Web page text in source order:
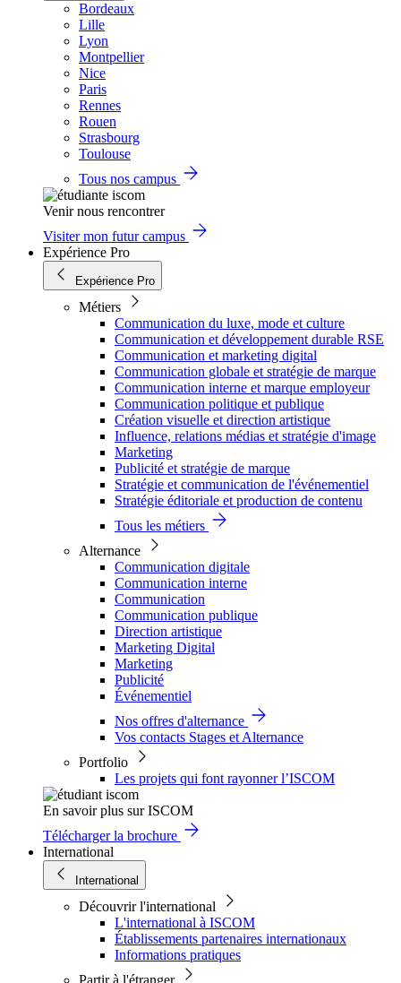
Bordeaux
Lille
Lyon
Montpellier
Nice
Paris
Rennes
Rouen
Strasbourg
Toulouse
Tous nos campus
Venir nous rencontrer
Visiter mon futur campus
Expérience Pro
Expérience Pro
Métiers
Communication du luxe, mode et culture
Communication et développement durable RSE
Communication et marketing digital
Communication globale et stratégie de marque
Communication interne et marque employeur
Communication politique et publique
Création visuelle et direction artistique
Influence, relations médias et stratégie d'image
Marketing
Publicité et stratégie de marque
Stratégie et communication de l'événementiel
Stratégie éditoriale et production de contenu
Tous les métiers
Alternance
Communication digitale
Communication interne
Communication
Communication publique
Direction artistique
Marketing Digital
Marketing
Publicité
Événementiel
Nos offres d'alternance
Vos contacts Stages et Alternance
Portfolio
Les projets qui font rayonner l’ISCOM
En savoir plus sur ISCOM
Télécharger la brochure
International
International
Découvrir l'international
L'international à ISCOM
Établissements partenaires internationaux
Informations pratiques
Partir à l'étranger